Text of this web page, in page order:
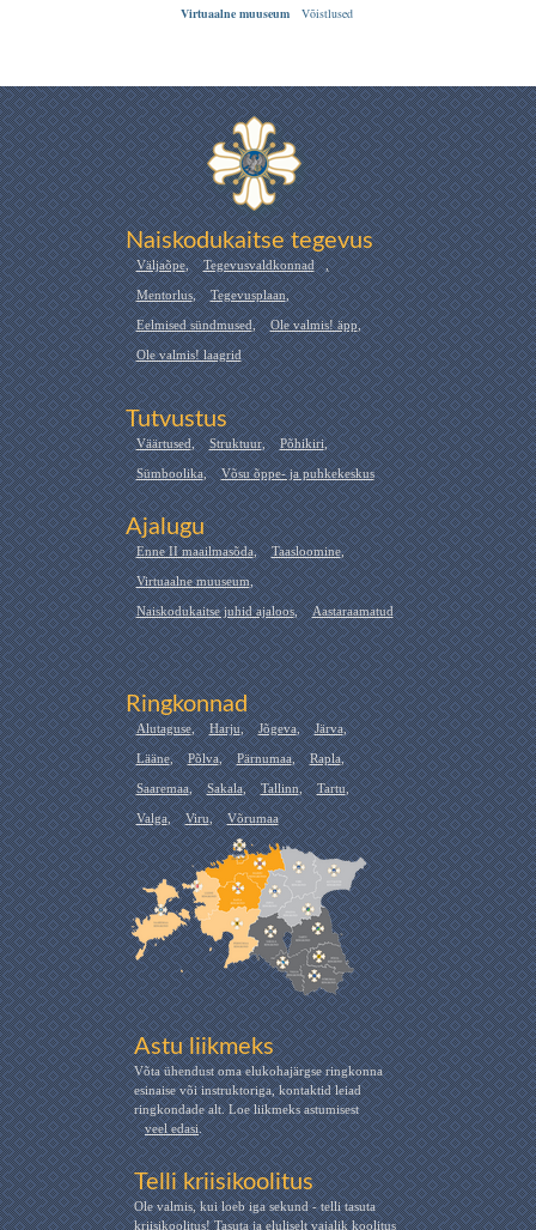
Virtuaalne muuseum Võistlused
Naiskodukaitse tegevus
Väljaõpe, Tegevusvaldkonnad ,
Mentorlus, Tegevusplaan,
Eelmised sündmused, Ole valmis! äpp,
Ole valmis! laagrid
Tutvustus
Väärtused, Struktuur, Põhikiri,
Sümboolika, Võsu õppe- ja puhkekeskus
Ajalugu
Enne II maailmasõda, Taasloomine,
Virtuaalne muuseum,
Naiskodukaitse juhid ajaloos, Aastaraamatud
Ringkonnad
Alutaguse, Harju, Jõgeva, Järva,
Lääne, Põlva, Pärnumaa, Rapla,
Saaremaa, Sakala, Tallinn, Tartu,
Valga, Viru, Võrumaa
Astu liikmeks
Võta ühendust oma elukohajärgse ringkonna
esinaise või instruktoriga, kontaktid leiad
ringkondade alt. Loe liikmeks astumisest
veel edasi.
Telli kriisikoolitus
Ole valmis, kui loeb iga sekund - telli tasuta
kriisikoolitus! Tasuta ja eluliselt vajalik koolitus